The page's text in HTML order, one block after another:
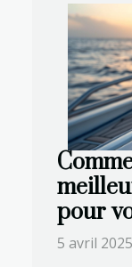
pour
5 avril